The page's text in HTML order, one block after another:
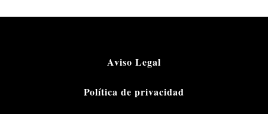
Aviso Legal
Política de privacidad